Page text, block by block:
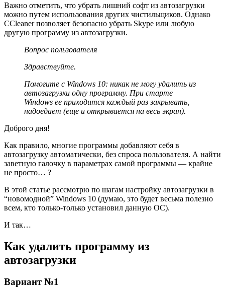
Важно отметить, что убрать лишний софт из автозагрузки
можно путем использования других чистильщиков. Однако
CCleaner позволяет безопасно убрать Skype или любую
другую программу из автозагрузки.
Вопрос пользователя
Здравствуйте.
Помогите с Windows 10: никак не могу удалить из
автозагрузки одну программу. При старте
Windows ее приходится каждый раз закрывать,
надоедает (еще и открывается на весь экран).
Доброго дня!
Как правило, многие программы добавляют себя в
автозагрузку автоматически, без спроса пользователя. А найти
заветную галочку в параметрах самой программы — крайне
не просто… ?
В этой статье рассмотрю по шагам настройку автозагрузки в
“новомодной” Windows 10 (думаю, это будет весьма полезно
всем, кто только-только установил данную ОС).
И так…
Как удалить программу из
автозагрузки
Вариант №1